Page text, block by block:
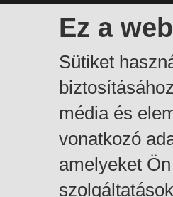
Ez a
Sütiket
média és
vonatkozó
amelyeket